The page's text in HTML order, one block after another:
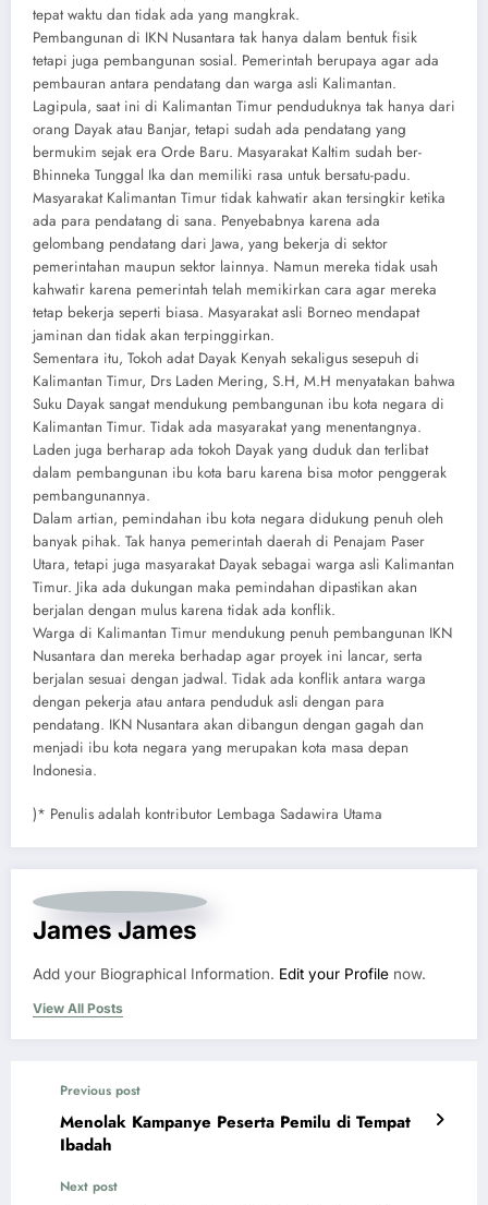
tepat waktu dan tidak ada yang mangkrak.
Pembangunan di IKN Nusantara tak hanya dalam bentuk fisik
tetapi juga pembangunan sosial. Pemerintah berupaya agar ada
pembauran antara pendatang dan warga asli Kalimantan.
Lagipula, saat ini di Kalimantan Timur penduduknya tak hanya dari
orang Dayak atau Banjar, tetapi sudah ada pendatang yang
bermukim sejak era Orde Baru. Masyarakat Kaltim sudah ber-
Bhinneka Tunggal Ika dan memiliki rasa untuk bersatu-padu.
Masyarakat Kalimantan Timur tidak kahwatir akan tersingkir ketika
ada para pendatang di sana. Penyebabnya karena ada
gelombang pendatang dari Jawa, yang bekerja di sektor
pemerintahan maupun sektor lainnya. Namun mereka tidak usah
kahwatir karena pemerintah telah memikirkan cara agar mereka
tetap bekerja seperti biasa. Masyarakat asli Borneo mendapat
jaminan dan tidak akan terpinggirkan.
Sementara itu, Tokoh adat Dayak Kenyah sekaligus sesepuh di
Kalimantan Timur, Drs Laden Mering, S.H, M.H menyatakan bahwa
Suku Dayak sangat mendukung pembangunan ibu kota negara di
Kalimantan Timur. Tidak ada masyarakat yang menentangnya.
Laden juga berharap ada tokoh Dayak yang duduk dan terlibat
dalam pembangunan ibu kota baru karena bisa motor penggerak
pembangunannya.
Dalam artian, pemindahan ibu kota negara didukung penuh oleh
banyak pihak. Tak hanya pemerintah daerah di Penajam Paser
Utara, tetapi juga masyarakat Dayak sebagai warga asli Kalimantan
Timur. Jika ada dukungan maka pemindahan dipastikan akan
berjalan dengan mulus karena tidak ada konflik.
Warga di Kalimantan Timur mendukung penuh pembangunan IKN
Nusantara dan mereka berhadap agar proyek ini lancar, serta
berjalan sesuai dengan jadwal. Tidak ada konflik antara warga
dengan pekerja atau antara penduduk asli dengan para
pendatang. IKN Nusantara akan dibangun dengan gagah dan
menjadi ibu kota negara yang merupakan kota masa depan
Indonesia.
)* Penulis adalah kontributor Lembaga Sadawira Utama
James James
Add your Biographical Information. Edit your Profile now.
View All Posts
Previous post
Menolak Kampanye Peserta Pemilu di Tempat
Ibadah
Next post